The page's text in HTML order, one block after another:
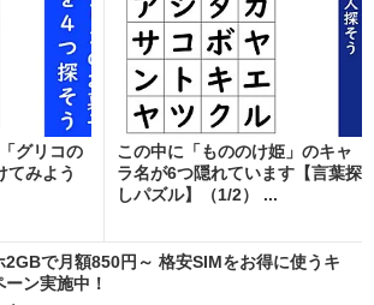
グリコの
てみよう
この中に「もののけ姫」のキャ
ラ名が6つ隠れています【言葉探
しパズル】（1/2） ...
2GBで月額850円～ 格安SIMをお得に使うキ
ーン実施中！